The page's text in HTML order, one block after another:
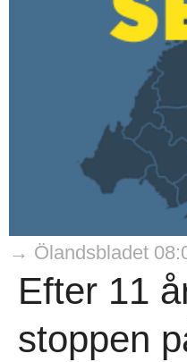
→ Ölandsbladet
Efter 11
stoppen